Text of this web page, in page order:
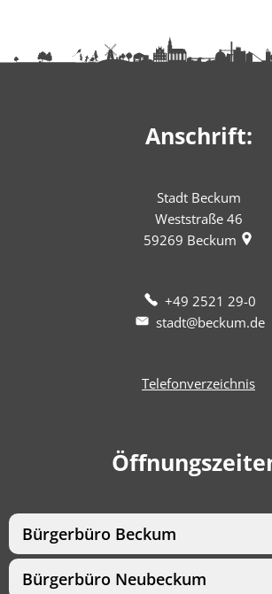
Anschrift:
Stadt Beckum
Weststraße 46
59269 Beckum
+49 2521 29-0
stadt@beckum.de
Telefonverzeichnis
Bürgerbüro Beckum
Bürgerbüro Neubeckum